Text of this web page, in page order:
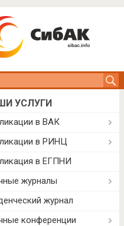
УСЛУГИ
в ВАК
в РИНЦ
в ЕГПНИ
журналы
журнал
конференции